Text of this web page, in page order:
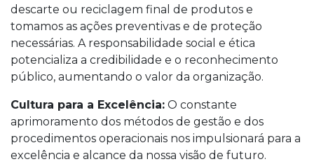
descarte ou reciclagem final de produtos e
tomamos as ações preventivas e de proteção
necessárias. A responsabilidade social e ética
potencializa a credibilidade e o reconhecimento
público, aumentando o valor da organização.
Cultura para a Excelência: O constante
aprimoramento dos métodos de gestão e dos
procedimentos operacionais nos impulsionará para a
excelência e alcance da nossa visão de futuro.